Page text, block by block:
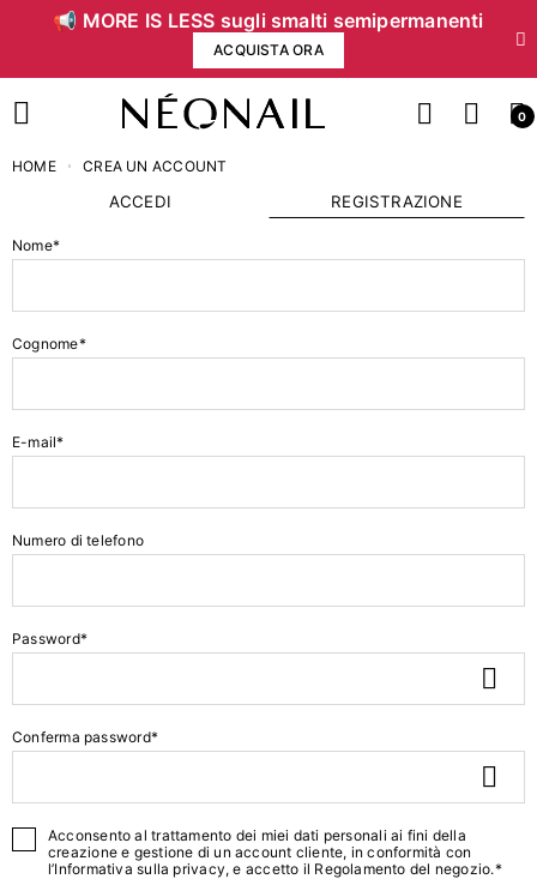
📢 MORE IS LESS sugli smalti semipermanenti
ACQUISTA ORA
0
HOME CREA UN ACCOUNT
ACCEDI REGISTRAZIONE
Nome*
Cognome*
E-mail*
Numero di telefono
Password*
Conferma password*
Acconsento al trattamento dei miei dati personali ai fini della
creazione e gestione di un account cliente, in conformità con
l’Informativa sulla privacy, e accetto il Regolamento del negozio.*